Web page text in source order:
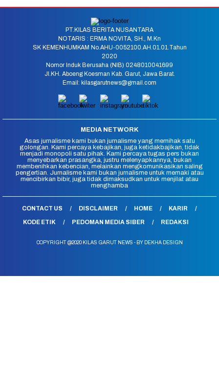
PT.KILAS BERITA NUSANTARA
NOTARIS : ERMA NOVITA, SH., M.Kn
SK KEMENHUMKAM No.AHU-0052100.AH.01.01.Tahun
2020
Nomor Induk Berusaha (NIB) 0248010041699
Jl.KH. Aboeng Koesman Kab. Garut, Jawa Barat.
Email: kilasgarutnews@gmail.com
MEDIA NETWORK
Asas jurnalisme kami bukan jurnalisme yang memihak satu
golongan. Kami percaya kebajikan, juga ketidakbajikan, tidak
menjadi monopoli satu pihak. Kami percaya tugas pers bukan
menyebarkan prasangka, justru melenyapkannya, bukan
membenihkan kebencian, melainkan mengkomunikasikan saling
pengertian. Jurnalisme kami bukan jurnalisme untuk memaki atau
mencibirkan bibir, juga tidak dimaksudkan untuk menjilat atau
menghamba
CONTACT US DISCLAIMER HOME
KARIR
KODE ETIK
PEDOMAN MEDIA SIBER REDAKSI
COPYRIGHT @2020 KILAS GARUT NEWS - BY DEKHA DESIGN